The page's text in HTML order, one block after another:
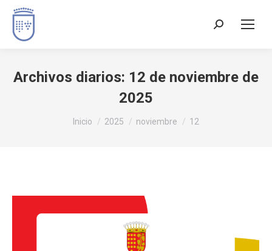
Buscar:
Archivos diarios: 12 de noviembre de
2025
Estás aquí:
Inicio 2025 noviembre 12